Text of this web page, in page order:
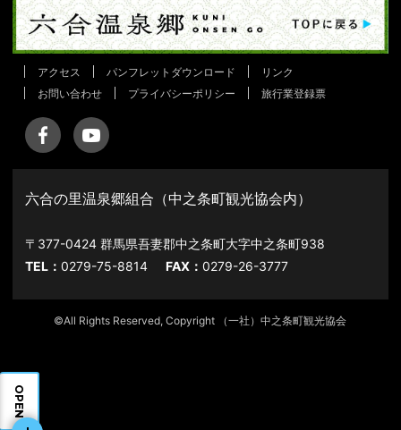
アクセス パンフレットダウンロード
リンク
お問い合わせ
プライバシーポリシー 旅行業登録票
六合の里温泉郷組合（中之条町観光協会内）
〒377-0424 群馬県吾妻郡中之条町大字中之条町938
TEL：0279-75-8814 FAX：0279-26-3777
©All Rights Reserved, Copyright （一社）中之条町観光協会
OPEN